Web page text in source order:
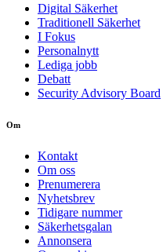
Digital Säkerhet
Traditionell Säkerhet
I Fokus
Personalnytt
Lediga jobb
Debatt
Security Advisory Board
Om
Kontakt
Om oss
Prenumerera
Nyhetsbrev
Tidigare nummer
Säkerhetsgalan
Annonsera